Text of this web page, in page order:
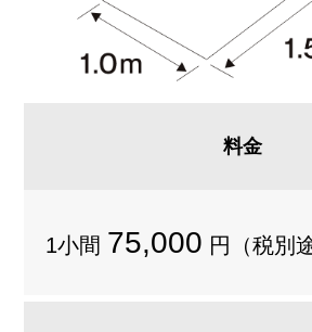
料金
1小間 75,000 円（税別途